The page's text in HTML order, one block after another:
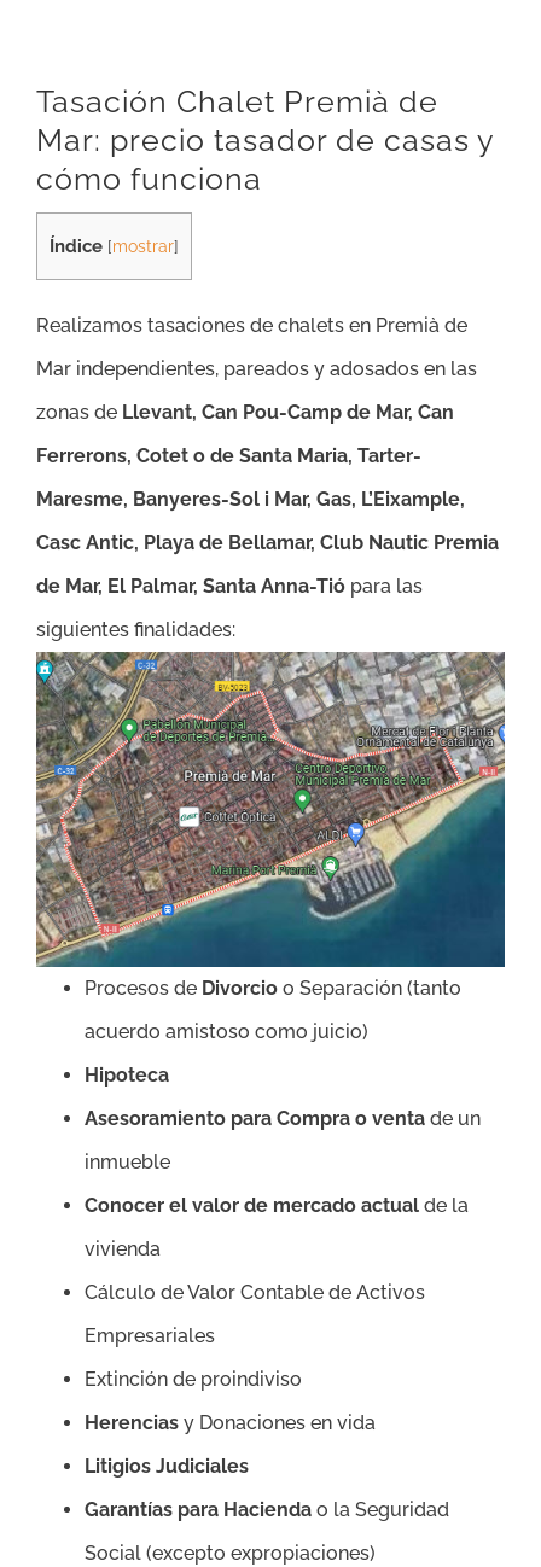
Tasación Chalet Premià de
Mar: precio tasador de casas y
cómo funciona
Índice [mostrar]
Realizamos tasaciones de chalets en Premià de
Mar independientes, pareados y adosados en las
zonas de Llevant, Can Pou-Camp de Mar, Can
Ferrerons, Cotet o de Santa Maria, Tarter-
Maresme, Banyeres-Sol i Mar, Gas, L’Eixample,
Casc Antic, Playa de Bellamar, Club Nautic Premia
de Mar, El Palmar, Santa Anna-Tió para las
siguientes finalidades:
Procesos de Divorcio o Separación (tanto
acuerdo amistoso como juicio)
Hipoteca
Asesoramiento para Compra o venta de un
inmueble
Conocer el valor de mercado actual de la
vivienda
Cálculo de Valor Contable de Activos
Empresariales
Extinción de proindiviso
Herencias y Donaciones en vida
Litigios Judiciales
Garantías para Hacienda o la Seguridad
Social (excepto expropiaciones)